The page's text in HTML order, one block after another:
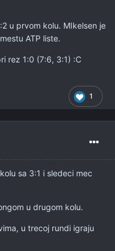
u prvom kolu. MIkelsen je
ATP liste.
rez 1:0 (7:6, 3:1) :C
1
sa 3:1 i sledeci mec
u drugom kolu.
u trecoj rundi igraju